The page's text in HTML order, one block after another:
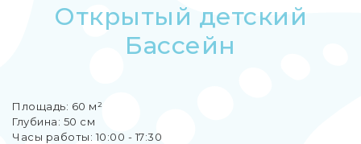
Открытый детский
Бассейн
Площадь: 60 м²
Глубина: 50 см
Часы работы: 10:00 - 17:30